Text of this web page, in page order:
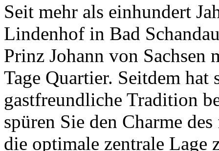
Seit mehr als einhundert
Lindenhof in Bad
Prinz Johann von Sachsen
Tage Quartier. Seitdem hat
gastfreundliche Tradition
spüren Sie den Charme
die optimale zentrale Lage